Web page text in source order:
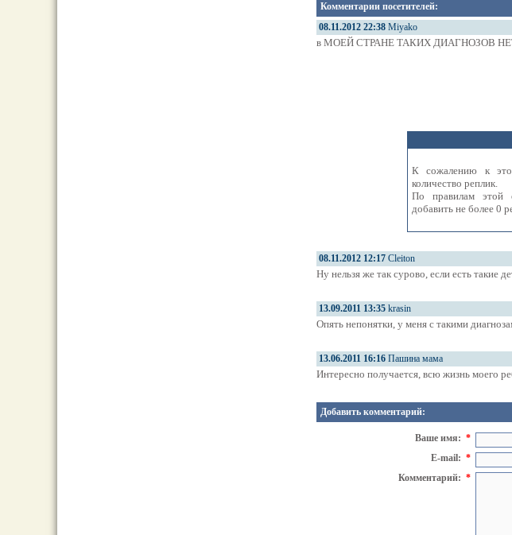
Комментарии посетителей:
08.11.2012 22:38 Miyako
в МОЕЙ СТРАНЕ ТАКИХ ДИАГНОЗОВ
К сожалению к
количество реплик.
По правилам этой
добавить не более 0
08.11.2012 12:17 Cleiton
Ну нельзя же так сурово, если есть такие
13.09.2011 13:35 krasin
Опять непонятки, у меня с такими
13.06.2011 16:16 Пашина мама
Интересно получается, всю жизнь моего
Добавить комментарий:
Ваше имя: *
E-mail: *
Комментарий: *